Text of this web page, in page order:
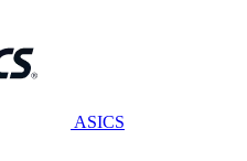
ASICS